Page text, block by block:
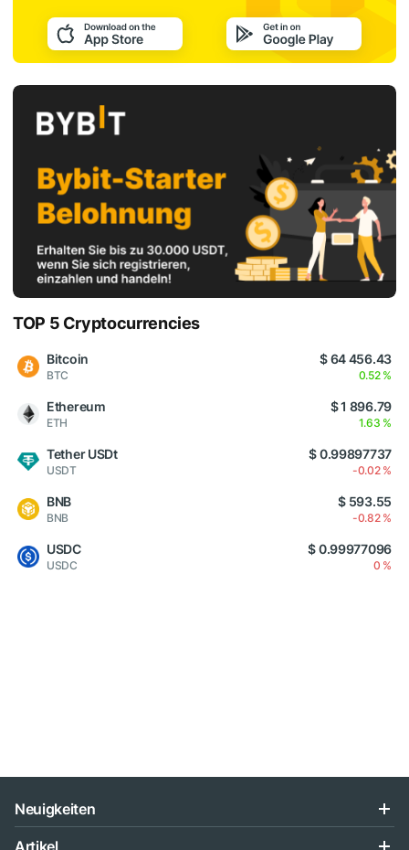
TOP 5 Cryptocurrencies
Bitcoin
BTC
$ 64 456.43
0.52 %
Ethereum
ETH
$ 1 896.79
1.63 %
Tether USDt
USDT
$ 0.99897737
-0.02 %
BNB
BNB
$ 593.55
-0.82 %
USDC
USDC
$ 0.99977096
0 %
Neuigkeiten
Artikel